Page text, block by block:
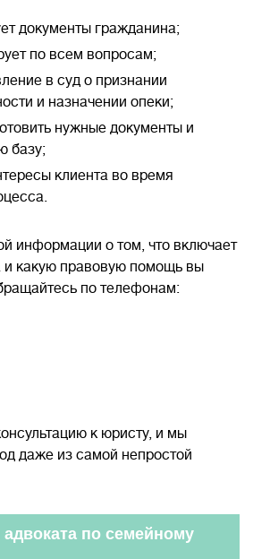
документы гражданина;
по всем вопросам;
в суд о признании
и назначении опеки;
нужные документы и
базу;
клиента во время
информации о том, что включает
и какую правовую помощь вы
по телефонам:
к юристу, и мы
даже из самой непростой
по семейному